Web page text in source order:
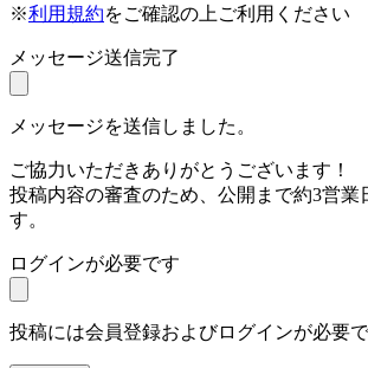
※利用規約をご確認の上ご利用ください
メッセージ送信完了
メッセージを送信しました。
ご協力いただきありがとうございます！
投稿内容の審査のため、公開まで約3営業
す。
ログインが必要です
投稿には会員登録およびログインが必要